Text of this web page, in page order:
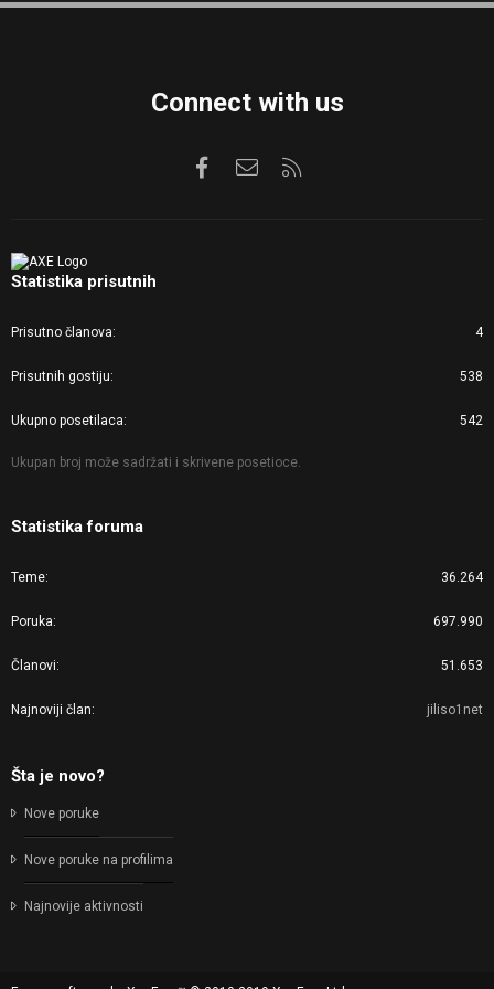
S
Connect with us
FacebookKontaktirajte nas
Statistika prisutnih
Prisutno članova 4
Prisutnih gostiju 538
Ukupno posetilaca 542
Ukupan broj može sadržati i skrivene posetioce.
Statistika foruma
Teme 36.264
Poruka 697.990
Članovi 51.653
Najnoviji član jiliso1net
Šta je novo?
Nove poruke
Nove poruke na profilima
Najnovije aktivnosti